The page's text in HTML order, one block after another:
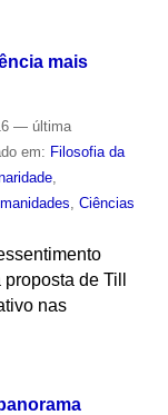
mais
— última
em: Filosofia da
,
, Ciências
de Till
nas